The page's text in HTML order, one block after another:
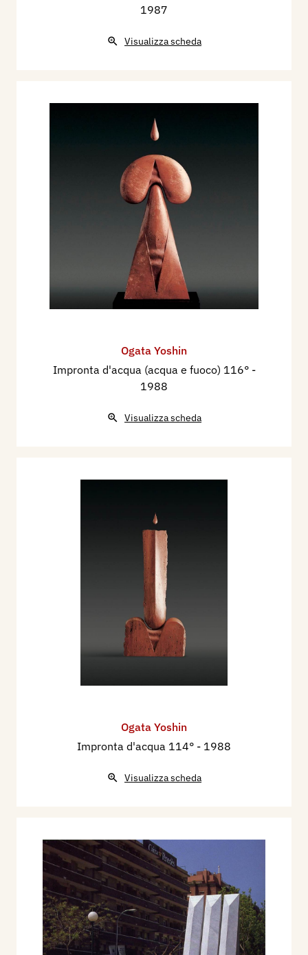
1987
Visualizza scheda
Ogata Yoshin
Impronta d'acqua (acqua e fuoco) 116° -
1988
Visualizza scheda
Ogata Yoshin
Impronta d'acqua 114° - 1988
Visualizza scheda